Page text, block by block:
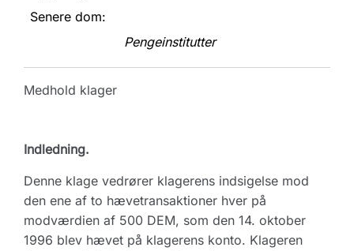
Senere dom:
Pengeinstitutter
Medhold klager
Indledning.
Denne klage vedrører klagerens indsigelse mod
den ene af to hævetransaktioner hver på
modværdien af 500 DEM, som den 14. oktober
1996 blev hævet på klagerens konto. Klageren